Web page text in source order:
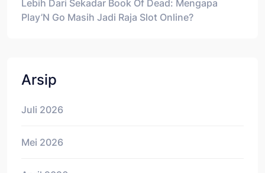
Lebih Dari Sekadar Book Of Dead: Mengapa
Play’N Go Masih Jadi Raja Slot Online?
Arsip
Juli 2026
Mei 2026